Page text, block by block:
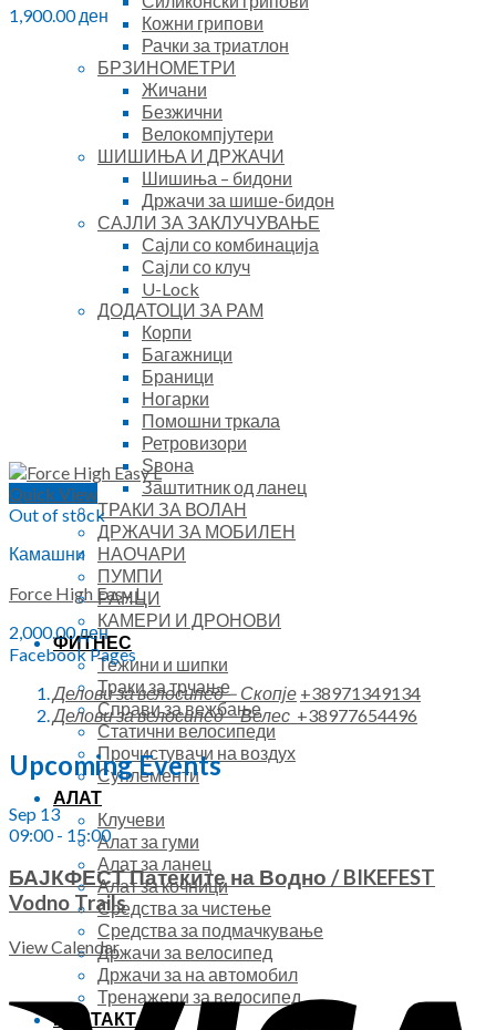
Кожни грипови
Рачки за триатлон
БРЗИНОМЕТРИ
Жичани
Безжични
Велокомпјутери
ШИШИЊА И ДРЖАЧИ
Шишиња – бидони
Држачи за шише-бидон
САЈЛИ ЗА ЗАКЛУЧУВАЊЕ
Сајли со комбинација
Сајли со клуч
U-Lock
ДОДАТОЦИ ЗА РАМ
Корпи
Багажници
Браници
Ногарки
Помошни тркала
Ретровизори
Ѕвона
Заштитник од ланец
ТРАКИ ЗА ВОЛАН
ДРЖАЧИ ЗА МОБИЛЕН
НАОЧАРИ
ПУМПИ
РАНЦИ
КАМЕРИ И ДРОНОВИ
ФИТНЕС
Тежини и шипки
Траки за трчање
Справи за вежбање
Статични велосипеди
Прочистувачи на воздух
Суплементи
АЛАТ
Клучеви
Алат за гуми
Алат за ланец
Алат за кочници
Средства за чистење
Средства за подмачкување
Држачи за велосипед
Држачи за на автомобил
Тренажери за велосипед
КОНТАКТ
1,900.00ден
Quick View
Out of stock
Камашни
Force High Easy L
2,000.00ден
Facebook Pages
Делови за велосипед – Скопје +38971349134
Делови за велосипед – Велес +38977654496
Upcoming Events
Sep 13
09:00- 15:00
БАЈКФЕСТ Патеките на Водно / BIKEFEST
Vodno Trails
View Calendar